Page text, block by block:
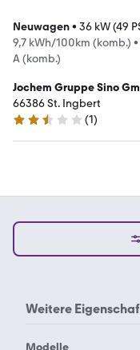
Neuwagen• 36 kW (49
9,7 kWh/100km (komb.) •
A (komb.)
Jochem Gruppe Sino
66386 St. Ingbert
2.7 Sterne
(1)
Weitere
Modelle